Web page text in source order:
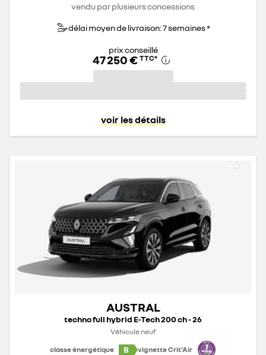
vendu par plusieurs concessions
délai moyen de livraison: 7 semaines *
prix conseillé
47 250 € TTC*
voir les détails
AUSTRAL
techno full hybrid E-Tech 200 ch - 26
Véhicule neuf
classe énergétique
B vignette Crit'Air